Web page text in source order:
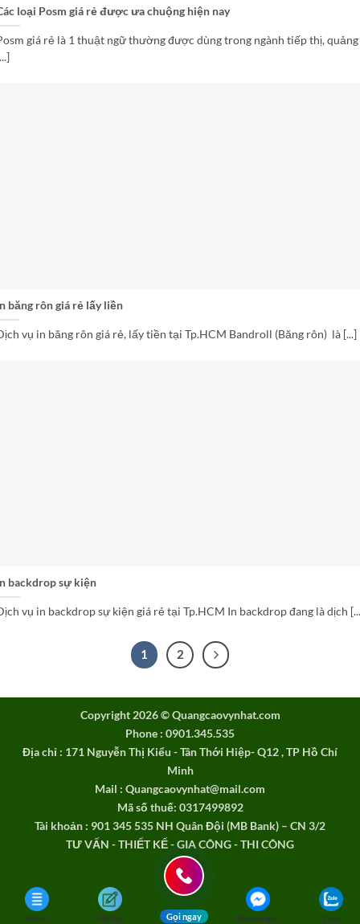
loại Posm giá rẻ được ưa chuộng hiện nay
giá rẻ là 1 thuật ngữ thường được dùng trong ngành tiếp thị, quảng
băng rôn giá rẻ lấy liền
vụ in băng rôn giá rẻ, lấy tiền tại Tp.HCM Bandroll (Băng rôn) là [...]
backdrop sự kiện
vụ in backdrop sự kiện giá rẻ tại Tp.HCM In backdrop đang là dịch
1 2
Copyright 2026 ©Quangcaovynhat.com
Phone : 0901.345.535
Địa chỉ : 171 Nguyễn Thị Kiểu - Tân Thới Hiệp- Q12 , TP Hồ Chí
Minh
Mail : Quangcaovynhat@mail.com
Mã số thuế: 0317499892
Tài khoản : 901 345 535 NH Quân Đội (MB Bank) – CN 3/2
TƯ VẤN - THIẾT KẾ - GIA CÔNG - THI CÔNG
Menu liên hệ Gọi ngay Messenger Zalo